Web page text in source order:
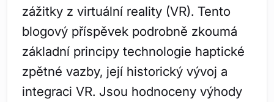
zážitky z virtuální reality (VR). Tento
blogový příspěvek podrobně zkoumá
základní principy technologie haptické
zpětné vazby, její historický vývoj a
integraci VR. Jsou hodnoceny výhody